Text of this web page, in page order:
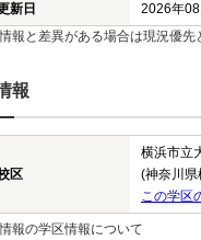
新日 2026年08
報と差異がある場合は現況優先
報
区
横浜市立
(神奈川県
この学区
報の学区情報について